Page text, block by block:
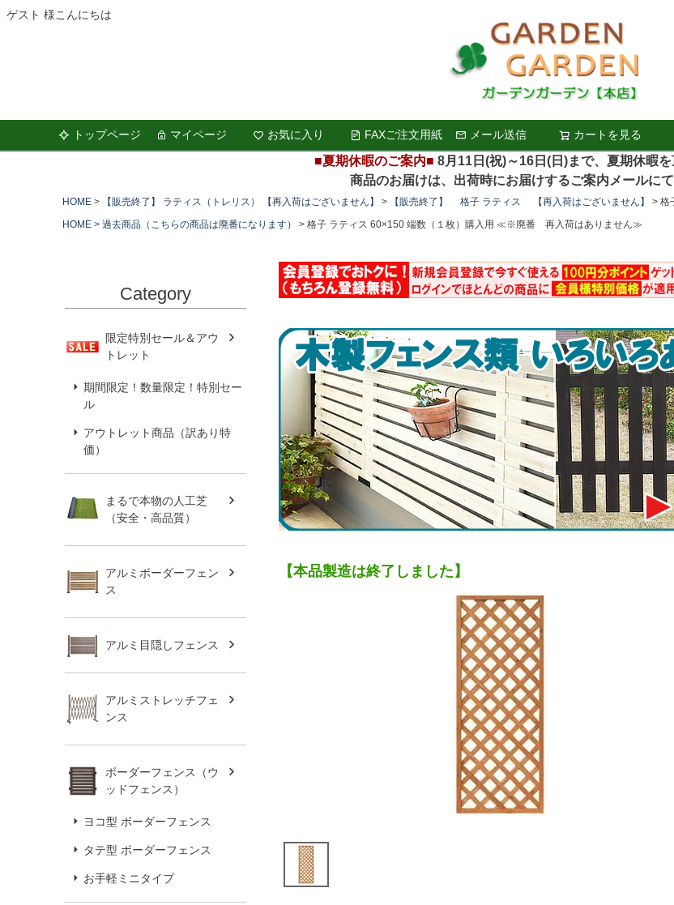
ゲスト 様こんにちは
トップページ
マイページ お気に入り FAXご注文用紙 メール送信 カートを見る
検索
■夏期休暇のご案内■ 8月11日(祝)～16日(日)まで、夏期休暇を
商品のお届けは、出荷時にお届けするご案内メールにて
HOME 【販売終了】 ラティス（トレリス） 【再入荷はございません】 【販売終了】 格子 ラティス 【再入荷はございません】
格
HOME
過去商品（こちらの商品は廃番になります） 格子 ラティス 60×150 端数（１枚）購入用 ≪※廃番 再入荷はありません≫
Category
限定特別セール＆アウ
トレット
期間限定！数量限定！特別セー
ル
アウトレット商品（訳あり特
価）
まるで本物の人工芝
（安全・高品質）
アルミボーダーフェン
ス
アルミ目隠しフェンス
アルミストレッチフェ
ンス
ボーダーフェンス（ウ
ッドフェンス）
ヨコ型 ボーダーフェンス
タテ型 ボーダーフェンス
お手軽ミニタイプ
【本品製造は終了しました】